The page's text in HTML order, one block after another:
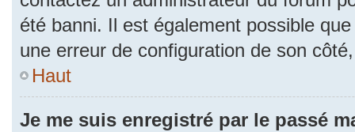
été banni. Il est également possible
une erreur de configuration de son
Haut
Je me suis enregistré par le passé